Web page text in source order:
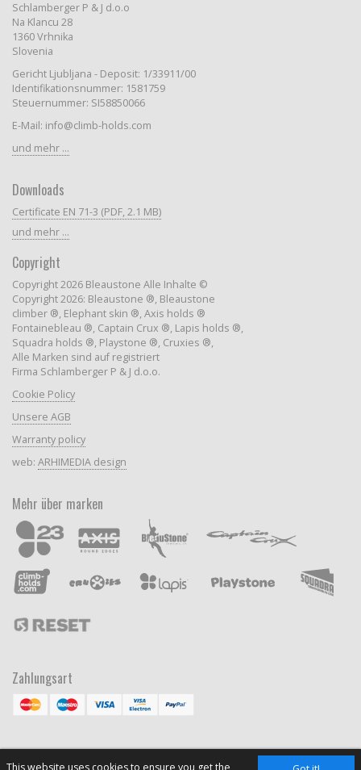
This website uses cookies to ensure you get the
Schlamberger P & J d.o.o
Na Klancu 28
1360 Vrhnika
Slovenia
Gericht Ljubljana - Deposit: 1/33911/00
Identifikationsnummer: 1581759
Steuernummer: SI58850066
E-Mail: info@climb-holds.com
und mehr ...
Downloads
Certificate EN 71-3 (PDF, 2.1 MB)
und mehr ...
Copyright
Copyright 2026 Bleaustone Alle Inhalte ©
Copyright 2026: Bleaustone ®, Bleaustone
climber ®, Elephant skin ®, Axis holds ®
Fontainebleau ®, Captain Crux ®, Lapis holds ®,
Squadra holds ®, Playstone ®, Cruxies ®,
Alle Marken sind auf registriert
Firma Schlamberger P & J d.o.o.
Cookie Policy
Unsere AGB
Warranty policy
web: ARHIMEDIA design
Mehr über marken
Zahlungsart